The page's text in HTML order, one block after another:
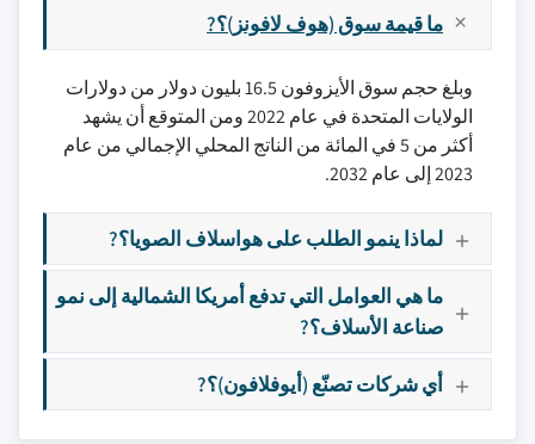
ما قيمة سوق (هوف لافونز)؟?
وبلغ حجم سوق الأيزوفون 16.5 بليون دولار من دولارات
الولايات المتحدة في عام 2022 ومن المتوقع أن يشهد
أكثر من 5 في المائة من الناتج المحلي الإجمالي من عام
2023 إلى عام 2032.
لماذا ينمو الطلب على هواسلاف الصويا؟?
ما هي العوامل التي تدفع أمريكا الشمالية إلى نمو
صناعة الأسلاف؟?
أي شركات تصنّع (أيوفلافون)؟?